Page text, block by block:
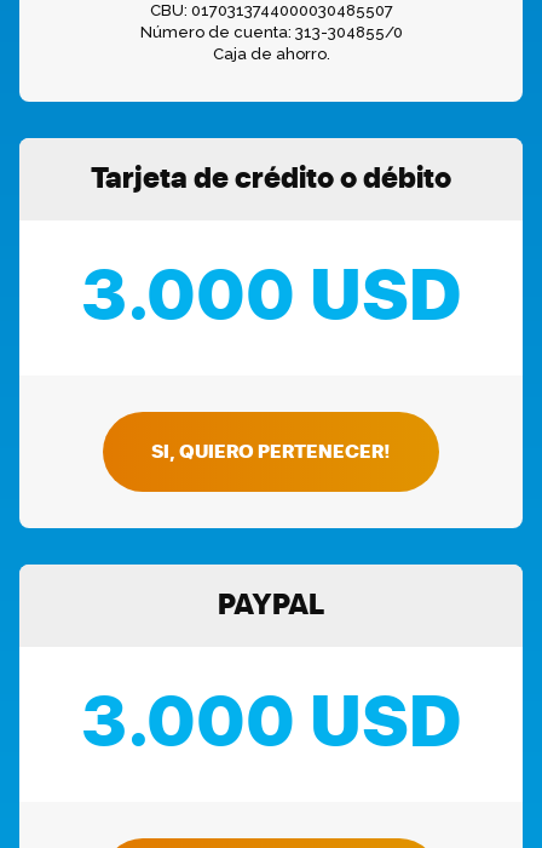
CBU: 0170313744000030485507
Número de cuenta: 313-304855/0
Caja de ahorro.
Tarjeta de crédito o débito
3.000 USD
SI, QUIERO PERTENECER!
PAYPAL
3.000 USD